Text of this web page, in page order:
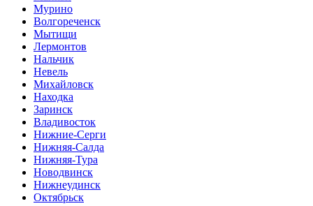
Мурино
Волгореченск
Мытищи
Лермонтов
Нальчик
Невель
Михайловск
Находка
Заринск
Владивосток
Нижние-Серги
Нижняя-Салда
Нижняя-Тура
Новодвинск
Нижнеудинск
Октябрьск